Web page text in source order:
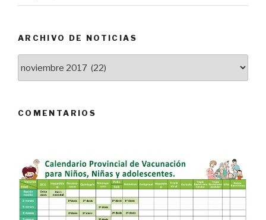
ARCHIVO DE NOTICIAS
COMENTARIOS